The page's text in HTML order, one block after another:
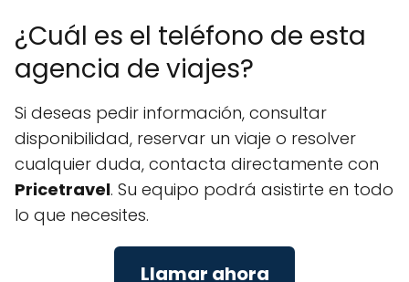
¿Cuál es el teléfono de esta
agencia de viajes?
Si deseas pedir información, consultar
disponibilidad, reservar un viaje o resolver
cualquier duda, contacta directamente con
Pricetravel. Su equipo podrá asistirte en todo
lo que necesites.
Llamar ahora